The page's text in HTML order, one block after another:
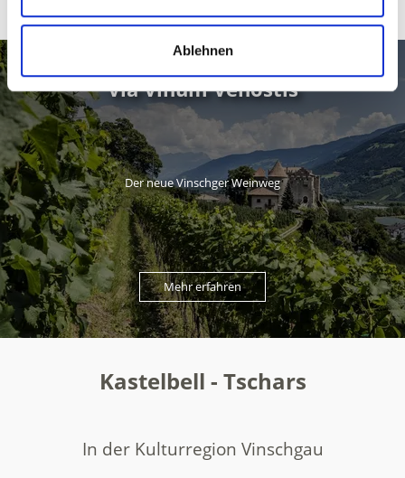
Ablehnen
Via Vinum Venostis
Der neue Vinschger Weinweg
Mehr erfahren
Kastelbell - Tschars
In der Kulturregion Vinschgau